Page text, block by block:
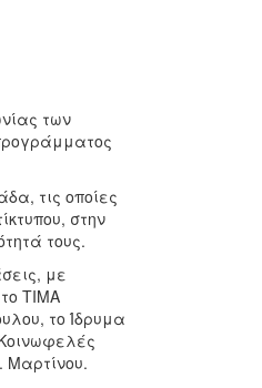
των
τις οποίες
στην
τους.
με
ΤΙΜΑ
το Ίδρυμα
Μαρτίνου.